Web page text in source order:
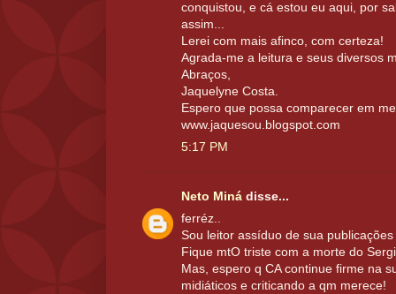
conquistou, e cá estou eu aqui, por
assim...
Lerei com mais afinco, com certeza!
Agrada-me a leitura e seus diversos
Abraços,
Jaquelyne Costa.
Espero que possa comparecer em
www.jaquesou.blogspot.com
5:17 PM
Neto Miná disse...
ferréz..
Sou leitor assíduo de sua
Fique mtO triste com a morte do
Mas, espero q CA continue firme na
midiáticos e criticando a qm merece!